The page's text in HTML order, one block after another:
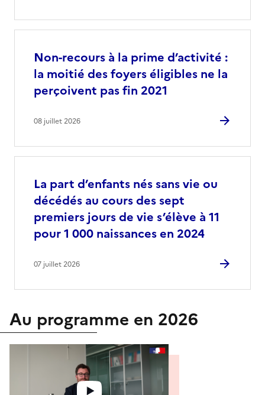
Non-recours à la prime d’activité :
la moitié des foyers éligibles ne la
perçoivent pas fin 2021
08 juillet 2026
La part d’enfants nés sans vie ou
décédés au cours des sept
premiers jours de vie s’élève à 11
pour 1 000 naissances en 2024
07 juillet 2026
Au programme en 2026